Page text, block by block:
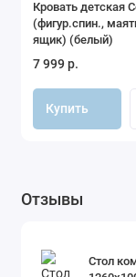
• Размер
Кровать детская
(фигур.спин.,
ящик) (белый)
7 999 р.
Купить
Отзывы
Стол